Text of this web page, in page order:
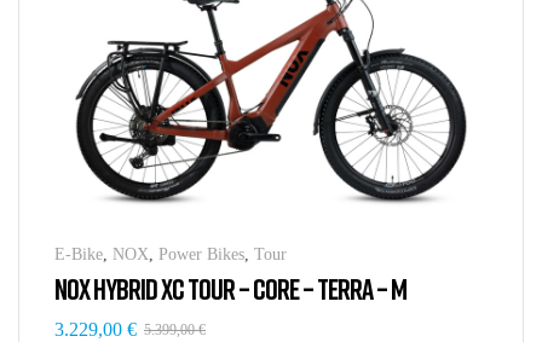
E-Bike, NOX, Power Bikes, Tour
NOX HYBRID XC TOUR – CORE – TERRA – M
5.399,00€
3.229,00 €